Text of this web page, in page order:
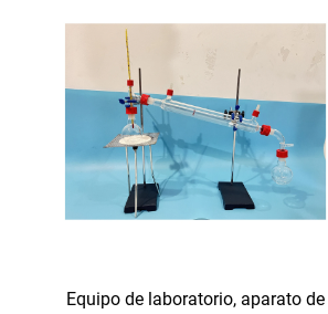
Equipo de laboratorio, aparato de